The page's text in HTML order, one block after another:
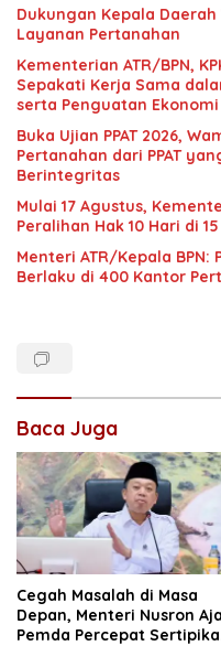
Dukungan Kepala
Layanan Pertanahan
Kementerian ATR/BPN,
Sepakati Kerja Sama
serta Penguatan
Buka Ujian PPAT 2026,
Pertanahan dari PPAT
Berintegritas
Mulai 17 Agustus,
Peralihan Hak 10 Hari di
Menteri ATR/Kepala BPN:
Berlaku di 400 Kantor
Baca Juga
Cegah Masalah di Masa
Depan, Menteri Nusron
Pemda Percepat